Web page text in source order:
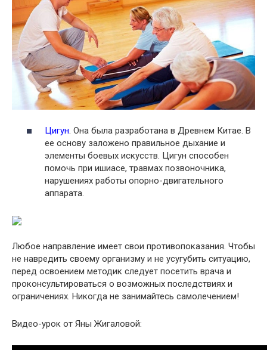
Цигун. Она была разработана в Древнем Китае. В
ее основу заложено правильное дыхание и
элементы боевых искусств. Цигун способен
помочь при ишиасе, травмах позвоночника,
нарушениях работы опорно-двигательного
аппарата.
Любое направление имеет свои противопоказания. Чтобы
не навредить своему организму и не усугубить ситуацию,
перед освоением методик следует посетить врача и
проконсультироваться о возможных последствиях и
ограничениях. Никогда не занимайтесь самолечением!
Видео-урок от Яны Жигаловой: